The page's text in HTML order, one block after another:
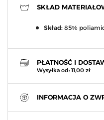
SKŁAD
Skład: 85%
PŁATNOŚĆ I
Wysyłka od: 11,00 zł
INFORMACJA O